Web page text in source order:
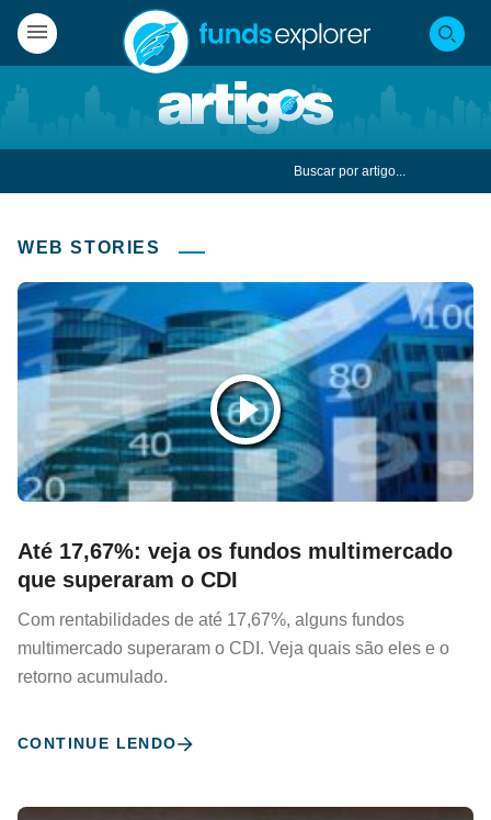
WEB STORIES
Até 17,67%: veja os fundos multimercado
que superaram o CDI
Com rentabilidades de até 17,67%, alguns fundos
multimercado superaram o CDI. Veja quais são eles e o
retorno acumulado.
CONTINUE LENDO